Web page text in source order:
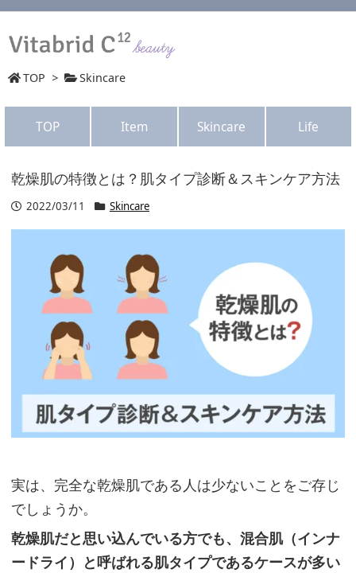
TOP > Skincare
TOP Item Skincare Life
乾燥肌の特徴とは？肌タイプ診断＆スキンケア方法
2022/03/11 Skincare
実は、完全な乾燥肌である人は少ないことをご存じ
でしょうか。
乾燥肌だと思い込んでいる方でも、混合肌（インナ
ードライ）と呼ばれる肌タイプであるケースが多い